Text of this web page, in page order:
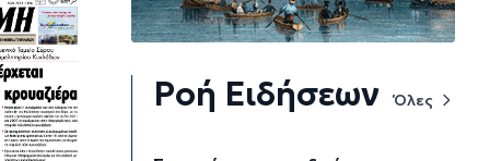
Ροή Ειδήσεων Όλες